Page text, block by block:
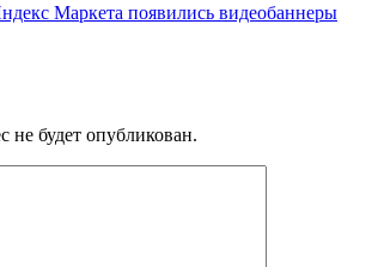
Маркета появились видеобаннеры
не будет опубликован.